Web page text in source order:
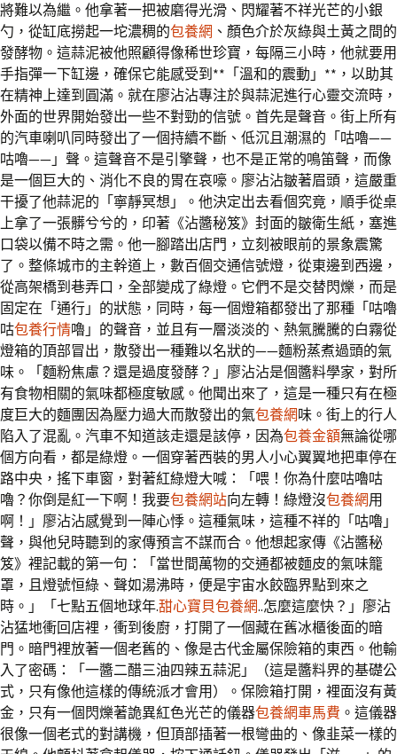
將難以為繼。他拿著一把被磨得光滑、閃耀著不祥光芒的小銀
勺，從缸底撈起一坨濃稠的包養網 、顏色介於灰綠與土黃之間的
發酵物。這蒜泥被他照顧得像稀世珍寶，每隔三小時，他就要用
手指彈一下缸邊，確保它能感受到**「溫和的震動」**，以助其
在精神上達到圓滿。就在廖沾沾專注於與蒜泥進行心靈交流時，
外面的世界開始發出一些不對勁的信號。首先是聲音。街上所有
的汽車喇叭同時發出了一個持續不斷、低沉且潮濕的「咕嚕——
咕嚕——」聲。這聲音不是引擎聲，也不是正常的鳴笛聲，而像
是一個巨大的、消化不良的胃在哀嚎。廖沾沾皺著眉頭，這嚴重
干擾了他蒜泥的「寧靜冥想」。他決定出去看個究竟，順手從桌
上拿了一張髒兮兮的，印著《沾醬秘笈》封面的皺衛生紙，塞進
口袋以備不時之需。他一腳踏出店門，立刻被眼前的景象震驚
了。整條城市的主幹道上，數百個交通信號燈，從東邊到西邊，
從高架橋到巷弄口，全部變成了綠燈。它們不是交替閃爍，而是
固定在「通行」的狀態，同時，每一個燈箱都發出了那種「咕嚕
咕包養行情嚕」的聲音，並且有一層淡淡的、熱氣騰騰的白霧從
燈箱的頂部冒出，散發出一種難以名狀的——麵粉蒸煮過頭的氣
味。「麵粉焦慮？還是過度發酵？」廖沾沾是個醬料學家，對所
有食物相關的氣味都極度敏感。他聞出來了，這是一種只有在極
度巨大的麵團因為壓力過大而散發出的氣包養網味。街上的行人
陷入了混亂。汽車不知道該走還是該停，因為包養金額無論從哪
個方向看，都是綠燈。一個穿著西裝的男人小心翼翼地把車停在
路中央，搖下車窗，對著紅綠燈大喊：「喂！你為什麼咕嚕咕
嚕？你倒是紅一下啊！我要包養網站向左轉！綠燈沒包養網用
啊！」廖沾沾感覺到一陣心悸。這種氣味，這種不祥的「咕嚕」
聲，與他兒時聽到的家傳預言不謀而合。他想起家傳《沾醬秘
笈》裡記載的第一句：「當世間萬物的交通都被麵皮的氣味籠
罩，且燈號恒綠、聲如湯沸時，便是宇宙水餃臨界點到來之
時。」「七點五個地球年.甜心寶貝包養網..怎麼這麼快？」廖沾
沾猛地衝回店裡，衝到後廚，打開了一個藏在舊冰櫃後面的暗
門。暗門裡放著一個老舊的、像是古代金屬保險箱的東西。他輸
入了密碼：「一醬二醋三油四辣五蒜泥」（這是醬料界的基礎公
式，只有像他這樣的傳統派才會用）。保險箱打開，裡面沒有黃
金，只有一個閃爍著詭異紅色光芒的儀器包養網車馬費 。這儀器
很像一個老式的對講機，但頂部插著一根彎曲的、像韭菜一樣的